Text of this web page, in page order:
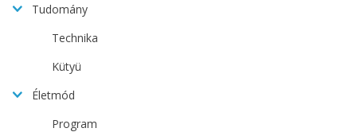
Tudomány
Technika
Kütyü
Életmód
Program